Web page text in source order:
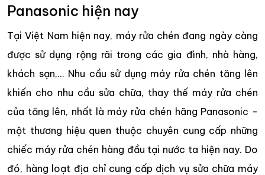
Panasonic hiện nay
Tại Việt Nam hiện nay, máy rửa chén đang ngày càng
được sử dụng rộng rãi trong các gia đình, nhà hàng,
khách sạn,... Nhu cầu sử dụng máy rửa chén tăng lên
khiến cho nhu cầu sửa chữa, thay thế máy rửa chén
của tăng lên, nhất là máy rửa chén hãng Panasonic -
một thương hiệu quen thuộc chuyên cung cấp những
chiếc máy rửa chén hàng đầu tại nước ta hiện nay. Do
đó, hàng loạt địa chỉ cung cấp dịch vụ sửa chữa máy